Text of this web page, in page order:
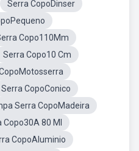
Serra CopoDinser
Copo110Mm
Serra Copo10 Cm
Serra CopoConico
Serra CopoMadeira
Copo30A 80 Ml
CopoAluminio